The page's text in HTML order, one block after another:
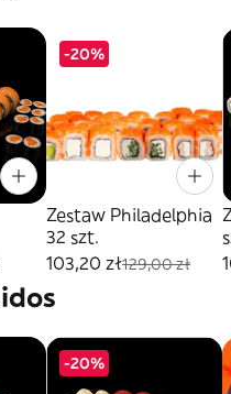
-20%
Zestaw Philadelphia
32 szt.
103,20 zł129,00 zł
-20%